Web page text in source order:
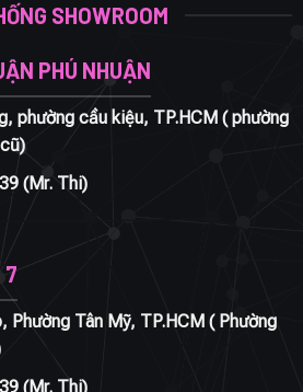
SHOWROOM
PHÚ NHUẬN
phường cầu kiệu, TP.HCM ( phường
(Mr. Thi)
7
Phường Tân Mỹ, TP.HCM ( Phường
(Mr. Thi)